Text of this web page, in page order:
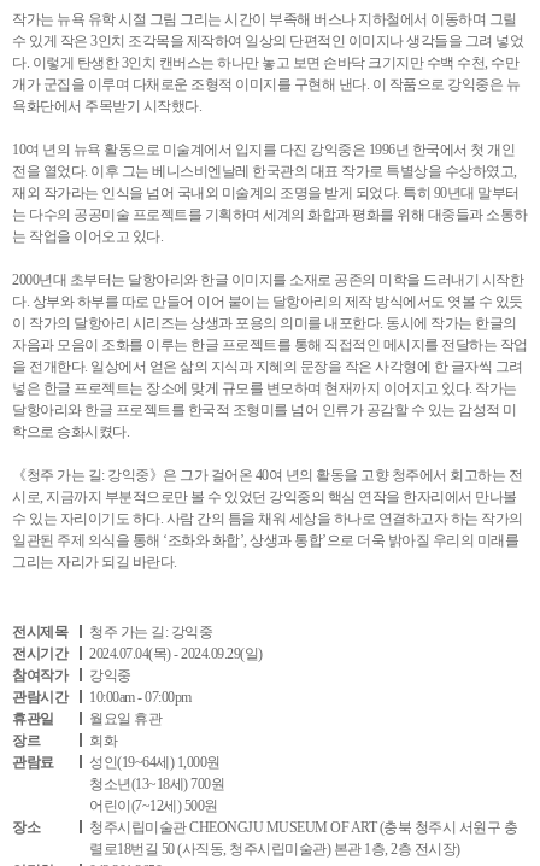
작가는 뉴욕 유학 시절 그림 그리는 시간이 부족해 버스나 지하철에서 이동하며 그릴
수 있게 작은 3인치 조각목을 제작하여 일상의 단편적인 이미지나 생각들을 그려 넣었
다. 이렇게 탄생한 3인치 캔버스는 하나만 놓고 보면 손바닥 크기지만 수백 수천, 수만
개가 군집을 이루며 다채로운 조형적 이미지를 구현해 낸다. 이 작품으로 강익중은 뉴
욕화단에서 주목받기 시작했다.
10여 년의 뉴욕 활동으로 미술계에서 입지를 다진 강익중은 1996년 한국에서 첫 개인
전을 열었다. 이후 그는 베니스비엔날레 한국관의 대표 작가로 특별상을 수상하였고,
재외 작가라는 인식을 넘어 국내외 미술계의 조명을 받게 되었다. 특히 90년대 말부터
는 다수의 공공미술 프로젝트를 기획하며 세계의 화합과 평화를 위해 대중들과 소통하
는 작업을 이어오고 있다.
2000년대 초부터는 달항아리와 한글 이미지를 소재로 공존의 미학을 드러내기 시작한
다. 상부와 하부를 따로 만들어 이어 붙이는 달항아리의 제작 방식에서도 엿볼 수 있듯
이 작가의 달항아리 시리즈는 상생과 포용의 의미를 내포한다. 동시에 작가는 한글의
자음과 모음이 조화를 이루는 한글 프로젝트를 통해 직접적인 메시지를 전달하는 작업
을 전개한다. 일상에서 얻은 삶의 지식과 지혜의 문장을 작은 사각형에 한 글자씩 그려
넣은 한글 프로젝트는 장소에 맞게 규모를 변모하며 현재까지 이어지고 있다. 작가는
달항아리와 한글 프로젝트를 한국적 조형미를 넘어 인류가 공감할 수 있는 감성적 미
학으로 승화시켰다.
《청주 가는 길: 강익중》은 그가 걸어온 40여 년의 활동을 고향 청주에서 회고하는 전
시로, 지금까지 부분적으로만 볼 수 있었던 강익중의 핵심 연작을 한자리에서 만나볼
수 있는 자리이기도 하다. 사람 간의 틈을 채워 세상을 하나로 연결하고자 하는 작가의
일관된 주제 의식을 통해 ‘조화와 화합’, 상생과 통합’으로 더욱 밝아질 우리의 미래를
그리는 자리가 되길 바란다.
전시제목
청주 가는 길: 강익중
전시기간
2024.07.04(목) - 2024.09.29(일)
참여작가
강익중
관람시간
10:00am - 07:00pm
휴관일
월요일 휴관
장르
회화
관람료
성인(19~64세) 1,000원
청소년(13~18세) 700원
어린이(7~12세) 500원
장소
청주시립미술관 CHEONGJU MUSEUM OF ART (충북 청주시 서원구 충
렬로18번길 50 (사직동, 청주시립미술관) 본관 1층, 2층 전시장)